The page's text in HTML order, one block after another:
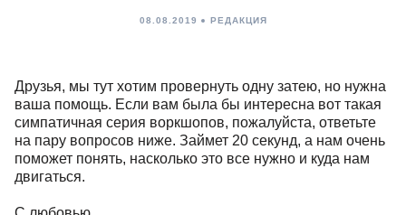
08.08.2019 РЕДАКЦИЯ
Друзья, мы тут хотим провернуть одну затею, но нужна
ваша помощь. Если вам была бы интересна вот такая
симпатичная серия воркшопов, пожалуйста, ответьте
на пару вопросов ниже. Займет 20 секунд, а нам очень
поможет понять, насколько это все нужно и куда нам
двигаться.